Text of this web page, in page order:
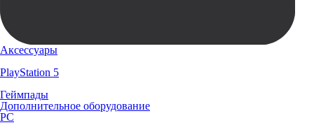
Аксессуары
PlayStation 5
Геймпады
Дополнительное оборудование
PC